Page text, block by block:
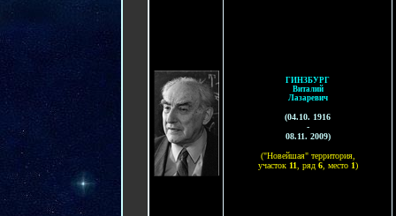
ГИНЗБУРГ
Виталий
Лазаревич
(04.10. 1916
-
08.11. 2009)
("Новейшая" территория,
участок 11, ряд 6, место 1)